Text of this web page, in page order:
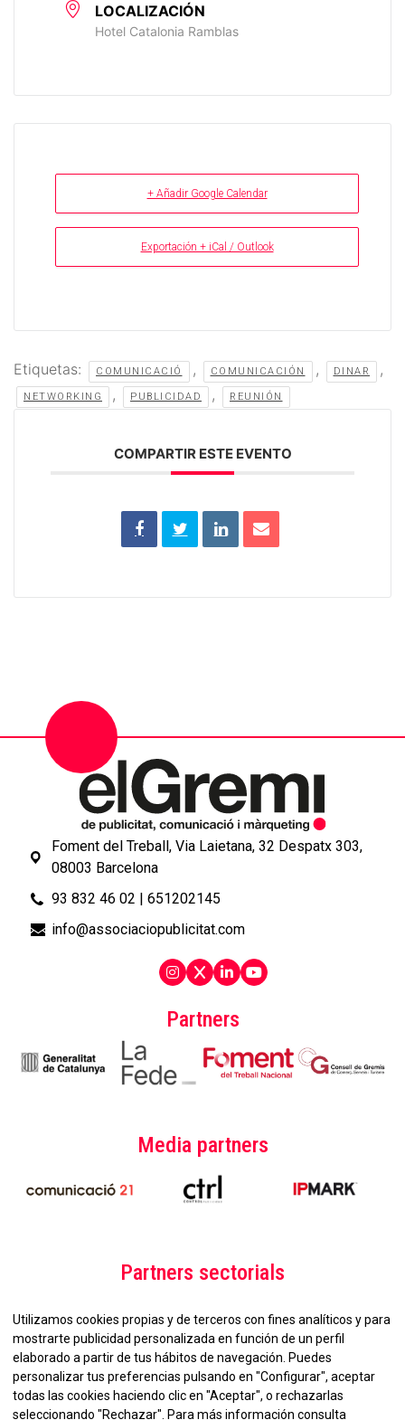
LOCALIZACIÓN
Hotel Catalonia Ramblas
+ Añadir Google Calendar
Exportación + iCal / Outlook
Etiquetas: COMUNICACIÓ , COMUNICACIÓN , DINAR ,
NETWORKING , PUBLICIDAD , REUNIÓN
COMPARTIR ESTE EVENTO
Partners
Media partners
Partners sectorials
Foment del Treball, Via Laietana, 32 Despatx 303,
08003 Barcelona
93 832 46 02 | 651202145
info@associaciopublicitat.com
Utilizamos cookies propias y de terceros con fines analíticos y para
mostrarte publicidad personalizada en función de un perfil
elaborado a partir de tus hábitos de navegación. Puedes
personalizar tus preferencias pulsando en "Configurar", aceptar
todas las cookies haciendo clic en "Aceptar", o rechazarlas
seleccionando "Rechazar". Para más información consulta